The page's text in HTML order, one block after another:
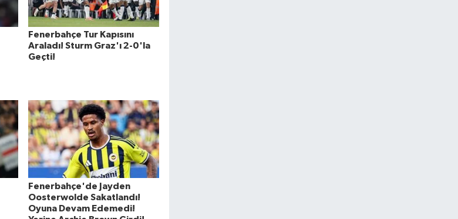
Fenerbahçe Tur Kapısını
Araladı! Sturm Graz'ı 2-0'la
Geçti!
Fenerbahçe'de Jayden
Oosterwolde Sakatlandı!
Oyuna Devam Edemedi!